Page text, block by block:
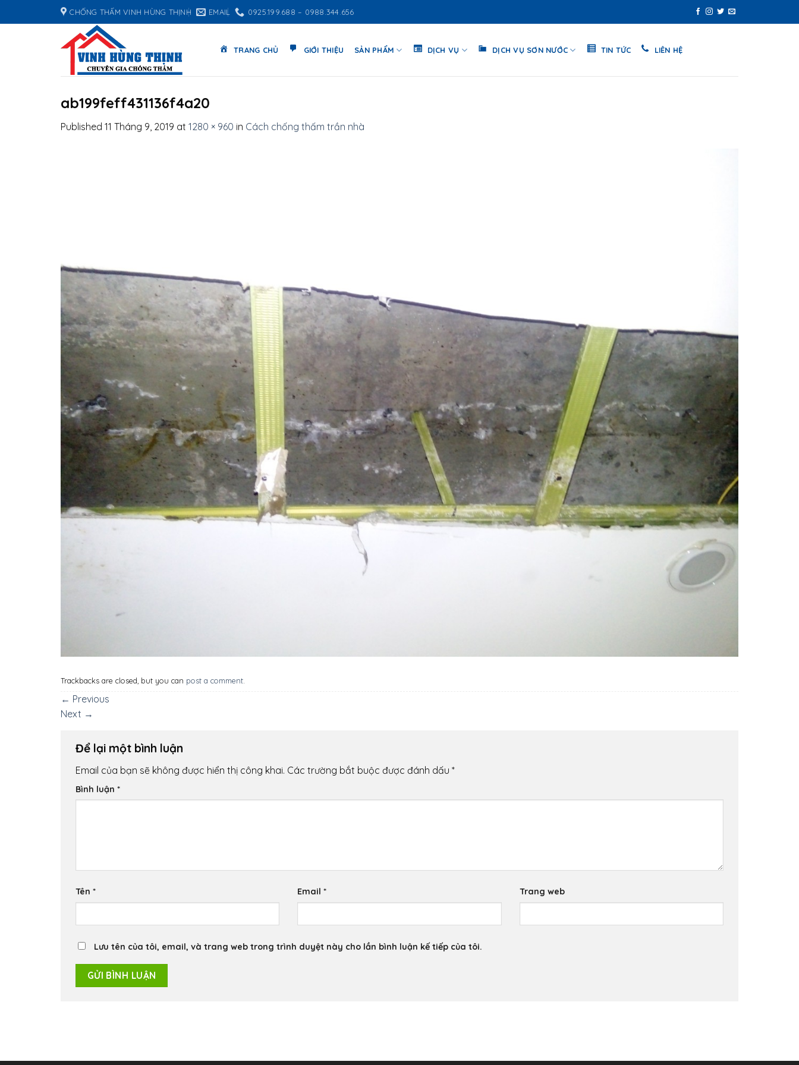
to
CHỐNG THẤM VINH HÙNG THỊNH EMAIL 0925.199.688 – 0988.344.656
TRANG CHỦ GIỚI THIỆU SẢN PHẨM DỊCH VỤ DỊCH VỤ SƠN NƯỚC TIN TỨC LIÊN HỆ
ab199feff431136f4a20
Published 11 Tháng 9, 2019 at 1280 × 960 in Cách chống thấm trần nhà
Trackbacks are closed, but you can post a comment.
← Previous
Next →
Để lại một bình luận
Email của bạn sẽ không được hiển thị công khai. Các trường bắt buộc được đánh dấu *
Bình luận *
Tên * Email* Trang web
Lưu tên của tôi, email, và trang web trong trình duyệt này cho lần bình luận kế tiếp của tôi.